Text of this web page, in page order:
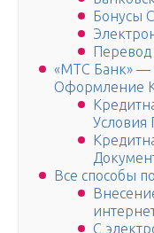
Бонусы
Перевод
«МТС Банк» —
Оформление
Условия
Все способы
С